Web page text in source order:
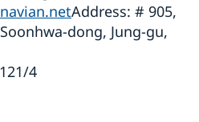
Address: # 905,
dong, Jung-gu,
4